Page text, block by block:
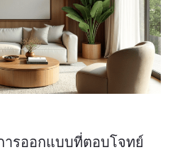
ารออกแบบที่ตอบโจทย์